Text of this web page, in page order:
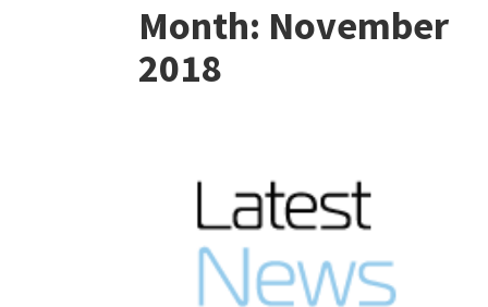
content
Month: November
2018